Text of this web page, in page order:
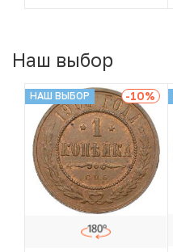
Наш выбор
НАШ ВЫБОР -10%